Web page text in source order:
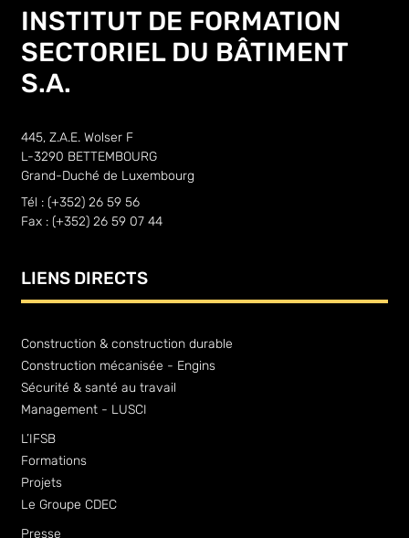
INSTITUT DE FORMATION
SECTORIEL DU BÂTIMENT
S.A.
445, Z.A.E. Wolser F
L-3290 BETTEMBOURG
Grand-Duché de Luxembourg
Tél : (+352) 26 59 56
Fax : (+352) 26 59 07 44
LIENS DIRECTS
Construction & construction durable
Construction mécanisée - Engins
Sécurité & santé au travail
Management - LUSCI
L’IFSB
Formations
Projets
Le Groupe CDEC
Presse